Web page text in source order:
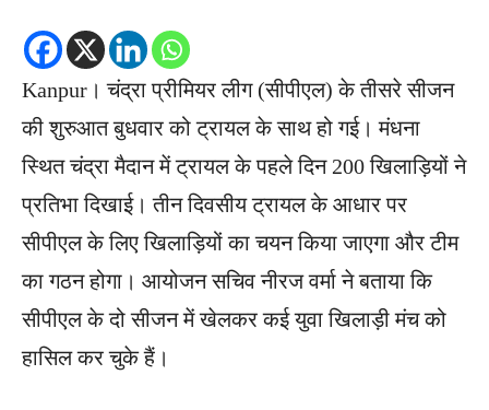
Kanpur। चंद्रा प्रीमियर लीग (सीपीएल) के तीसरे सीजन
की शुरुआत बुधवार को ट्रायल के साथ हो गई। मंधना
स्थित चंद्रा मैदान में ट्रायल के पहले दिन 200 खिलाड़ियों ने
प्रतिभा दिखाई। तीन दिवसीय ट्रायल के आधार पर
सीपीएल के लिए खिलाड़ियों का चयन किया जाएगा और टीम
का गठन होगा। आयोजन सचिव नीरज वर्मा ने बताया कि
सीपीएल के दो सीजन में खेलकर कई युवा खिलाड़ी मंच को
हासिल कर चुके हैं।